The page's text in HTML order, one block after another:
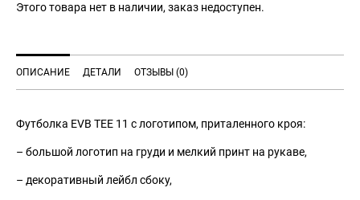
Этого товара нет в наличии, заказ недоступен.
ОПИСАНИЕ ДЕТАЛИ ОТЗЫВЫ (0)
Футболка EVB TEE 11 с логотипом, приталенного кроя:
– большой логотип на груди и мелкий принт на рукаве,
– декоративный лейбл сбоку,